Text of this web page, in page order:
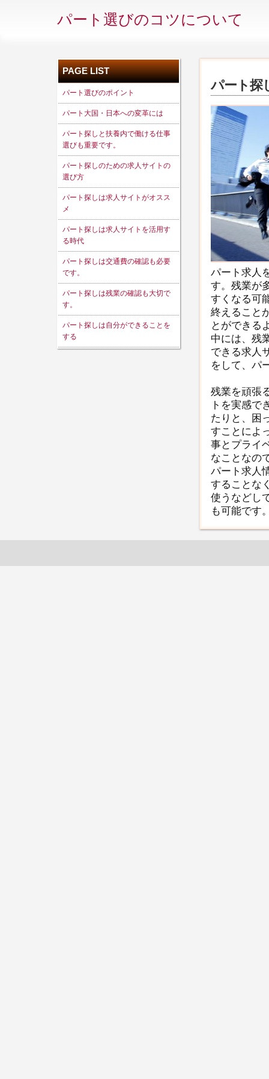
パート選びのコツについて
PAGE LIST
パート選びのポイント
パート大国・日本への変革には
パート探しと扶養内で働ける仕事
選びも重要です。
パート探しのための求人サイトの
選び方
パート探しは求人サイトがオスス
メ
パート探しは求人サイトを活用す
る時代
パート探しは交通費の確認も必要
です。
パート探しは残業の確認も大切で
す。
パート探しは自分ができることを
する
パート探
パート求人
す。残業が
すくなる可
終えること
とができる
中には、残
できる求人
をして、パ
残業を頑張
トを実感で
たりと、困
すことによ
事とプライ
なことなの
パート求人
することな
使うなどし
も可能です